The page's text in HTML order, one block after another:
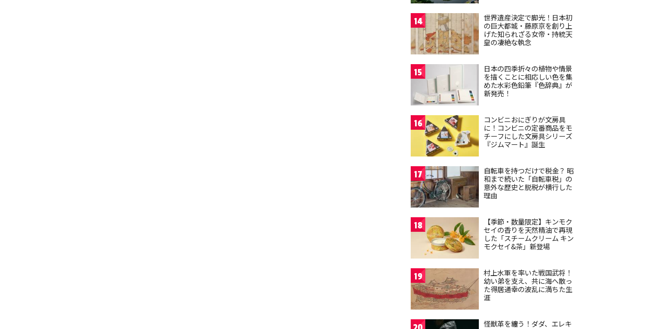
14
世界遺産決定で脚光！日本初
の巨大都城・藤原京を創り上
げた知られざる女帝・持統天
皇の凄絶な執念
15
日本の四季折々の植物や情景
を描くことに相応しい色を集
めた水彩色鉛筆『色辞典』が
新発売！
16
コンビニおにぎりが文房具
に！コンビニの定番商品をモ
チーフにした文房具シリーズ
『ジムマート』誕生
17
自転車を持つだけで税金？ 昭
和まで続いた「自転車税」の
意外な歴史と脱税が横行した
理由
18
【季節・数量限定】キンモク
セイの香りを天然精油で再現
した「スチームクリーム キン
モクセイ&茶」新登場
19
村上水軍を率いた戦国武将！
幼い弟を支え、共に海へ散っ
た得居通幸の波乱に満ちた生
涯
怪獣革を纏う！ダダ、エレキ